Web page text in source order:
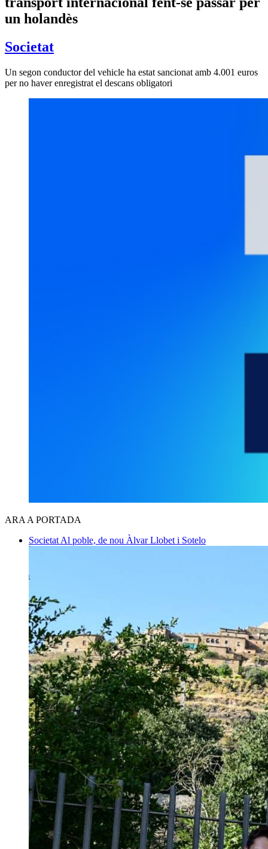
un holandès
Societat
Un segon conductor del vehicle ha estat sancionat amb 4.001 euros
per no haver enregistrat el descans obligatori
ARA A PORTADA
Societat Al poble, de nou Àlvar Llobet i Sotelo